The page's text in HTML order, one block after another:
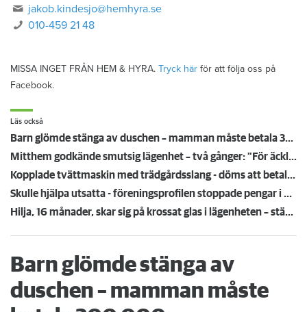
jakob.kindesjo@hemhyra.se
010-459 21 48
MISSA INGET FRÅN HEM & HYRA. Tryck här för att följa oss på
Facebook.
Läs också
Barn glömde stänga av duschen – mamman måste betala 300 000
Mitthem godkände smutsig lägenhet – två gånger: "För äckligt för att flytta in"
Kopplade tvättmaskin med trädgårdsslang - döms att betala en miljon efter vattenskada
Skulle hjälpa utsatta - föreningsprofilen stoppade pengar i egen ficka
Hilja, 16 månader, skar sig på krossat glas i lägenheten – städmiss från tidigare hyresgäst
Barn glömde stänga av
duschen – mamman måste